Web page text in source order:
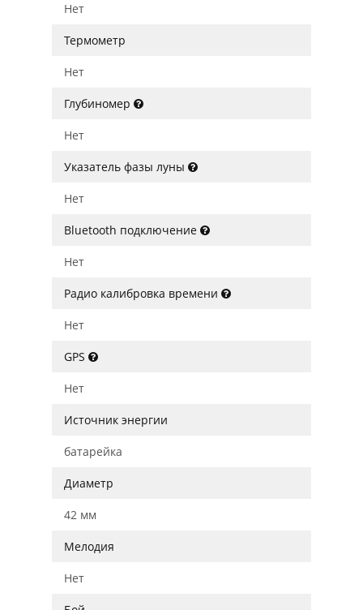
Нет
Термометр
Нет
Глубиномер
Нет
Указатель фазы луны
Нет
Bluetooth подключение
Нет
Радио калибровка времени
Нет
GPS
Нет
Источник энергии
батарейка
Диаметр
42 мм
Мелодия
Нет